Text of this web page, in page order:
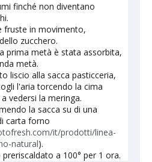
finché non diventano
fruste in movimento,
zucchero.
prima metà è stata assorbita,
metà.
liscio alla sacca pasticceria,
l'aria torcendo la cima
vedersi la meringa.
la sacca su di una
carta forno
it/prodotti/linea-
natural).
a 100° per 1 ora.